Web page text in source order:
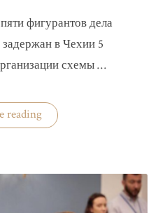
фигурантов дела
в Чехии 5
схемы …
reading«Задержан
организатор